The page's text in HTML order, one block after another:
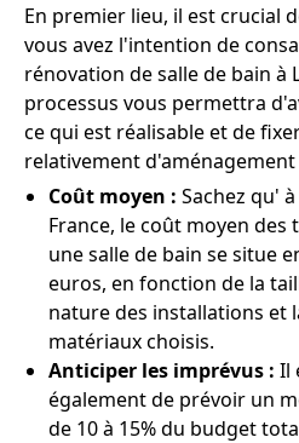
En premier lieu, il est crucial
vous avez l'intention de
rénovation de salle de bain à
processus vous permettra
ce qui est réalisable et de
relativement
Coût moyen : Sachez qu'
France, le coût moyen
une salle de bain se situe
euros, en fonction de la
nature des installations et
matériaux choisis.
Anticiper les imprévus : Il
également de prévoir un
de 10 à 15% du budget